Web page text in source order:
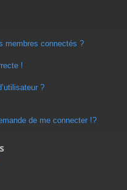
membres connectés ?
!
?
de me connecter !?